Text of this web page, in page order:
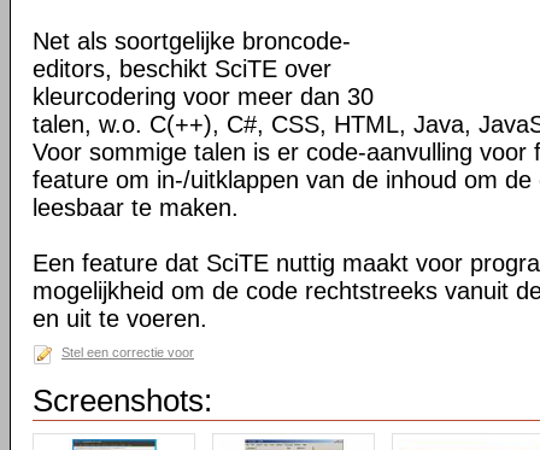
Net als soortgelijke broncode-
editors, beschikt SciTE over
kleurcodering voor meer dan 30
talen, w.o. C(++), C#, CSS, HTML, Java,
Voor sommige talen is er code-aanvulling voor
feature om in-/uitklappen van de inhoud om de
leesbaar te maken.
Een feature dat SciTE nuttig maakt voor
mogelijkheid om de code rechtstreeks vanuit
en uit te voeren.
Stel een correctie voor
Screenshots: